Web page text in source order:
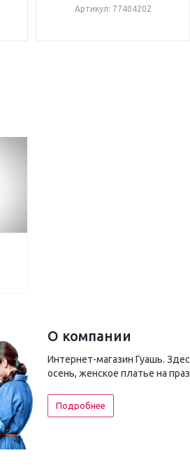
Артикул: 77404202
О компании
Интернет-магазин Гуашь.
осень, женское платье на
Подробнее